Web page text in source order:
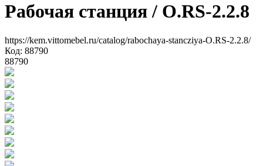
Рабочая станция / O.RS-2.2.8
https://kem.vittomebel.ru/catalog/rabochaya-stancziya-O.RS-2.2.8/
Код: 88790
88790